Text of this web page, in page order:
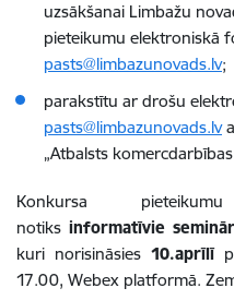
uzsākšanai Limbažu
pieteikumu elektroniskā
pasts@limbazunovads.lv;
parakstītu ar drošu
pasts@limbazunovads.lv
„Atbalsts
Konkursa
notiks informatīvie
kuri norisināsies10.aprīlī
17.00, Webex platformā.